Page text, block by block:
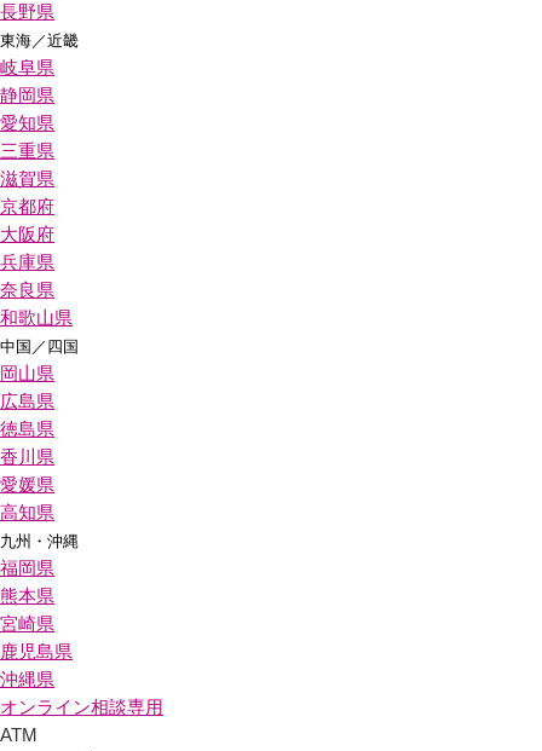
長野県
東海／近畿
岐阜県
静岡県
愛知県
三重県
滋賀県
京都府
大阪府
兵庫県
奈良県
和歌山県
中国／四国
岡山県
広島県
徳島県
香川県
愛媛県
高知県
九州・沖縄
福岡県
熊本県
宮崎県
鹿児島県
沖縄県
オンライン相談専用
ATM